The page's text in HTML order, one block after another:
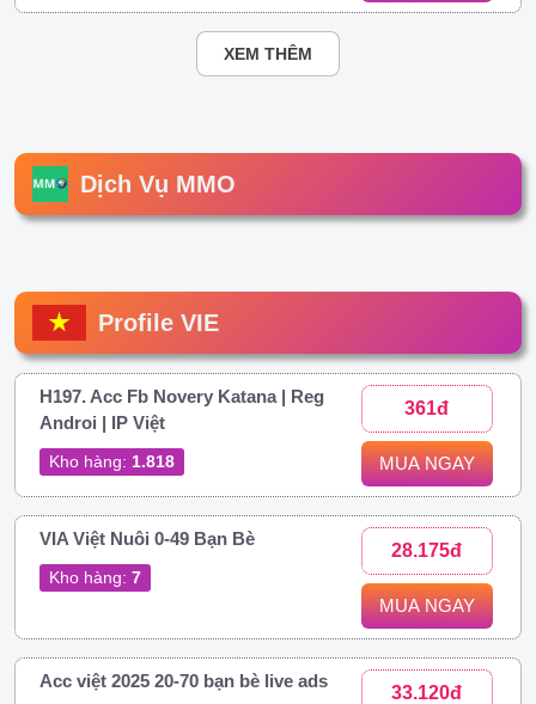
XEM THÊM
Dịch Vụ MMO
Profile VIE
H197. Acc Fb Novery Katana | Reg
Androi | IP Việt
Kho hàng: 1.818
361đ
MUA NGAY
VIA Việt Nuôi 0-49 Bạn Bè
Kho hàng: 7
28.175đ
MUA NGAY
Acc việt 2025 20-70 bạn bè live ads
33.120đ